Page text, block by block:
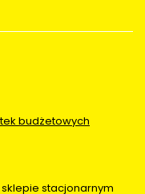
budżetowych
stacjonarnym